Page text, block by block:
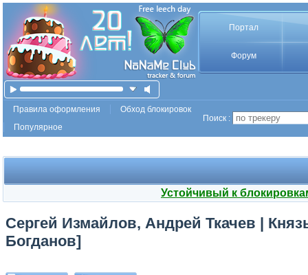
Портал
Форум
Правила оформления
Обход блокировок
Популярное
Поиск :
Устойчивый к
Сергей Измайлов, Андрей Ткачев |
Богданов]